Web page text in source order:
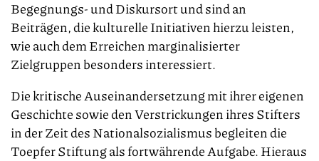
Begegnungs- und Diskursort und sind an
Beiträgen, die kulturelle Initiativen hierzu leisten,
wie auch dem Erreichen marginalisierter
Zielgruppen besonders interessiert.
Die kritische Auseinandersetzung mit ihrer eigenen
Geschichte sowie den Verstrickungen ihres Stifters
in der Zeit des Nationalsozialismus begleiten die
Toepfer Stiftung als fortwährende Aufgabe. Hieraus